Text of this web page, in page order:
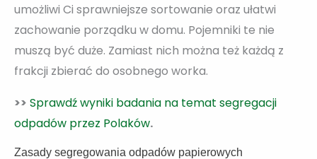
umożliwi Ci sprawniejsze sortowanie oraz ułatwi
zachowanie porządku w domu. Pojemniki te nie
muszą być duże. Zamiast nich można też każdą z
frakcji zbierać do osobnego worka.
>> Sprawdź wyniki badania na temat segregacji
odpadów przez Polaków.
Zasady segregowania odpadów papierowych